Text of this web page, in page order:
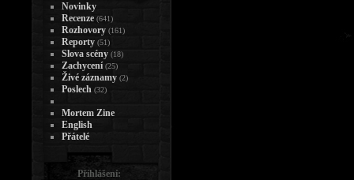
Novinky
Recenze (641)
Rozhovory (161)
Reporty (51)
Slova scény (18)
Zachycení (25)
Živé záznamy (2)
Poslech (32)
Mortem Zine
English
Přátelé
Přihlášení: